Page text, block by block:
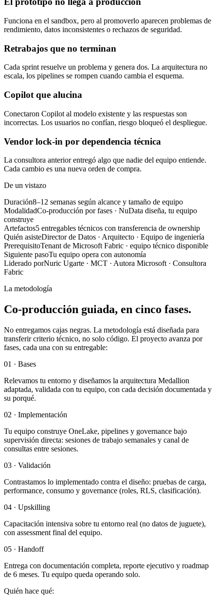
Funciona en el sandbox, pero al promoverlo aparecen problemas de
rendimiento, datos inconsistentes o rechazos de seguridad.
Retrabajos que no terminan
Cada sprint resuelve un problema y genera dos. La arquitectura no
escala, los pipelines se rompen cuando cambia el esquema.
Copilot que alucina
Conectaron Copilot al modelo existente y las respuestas son
incorrectas. Los usuarios no confían, riesgo bloqueó el despliegue.
Vendor lock-in por dependencia técnica
La consultora anterior entregó algo que nadie del equipo entiende.
Cada cambio es una nueva orden de compra.
De un vistazo
Duración8–12 semanas según alcance y tamaño de equipo
ModalidadCo-producción por fases · NuData diseña, tu equipo
construye
Artefactos5 entregables técnicos con transferencia de ownership
Quién asisteDirector de Datos · Arquitecto · Equipo de ingeniería
PrerequisitoTenant de Microsoft Fabric · equipo técnico disponible
Siguiente pasoTu equipo opera con autonomía
Liderado porNuric Ugarte · MCT · Autora Microsoft · Consultora
Fabric
La metodología
Co-producción guiada, en cinco fases.
No entregamos cajas negras. La metodología está diseñada para
transferir criterio técnico, no solo código. El proyecto avanza por
fases, cada una con su entregable:
01 · Bases
Relevamos tu entorno y diseñamos la arquitectura Medallion
adaptada, validada con tu equipo, con cada decisión documentada y
su porqué.
02 · Implementación
Tu equipo construye OneLake, pipelines y governance bajo
supervisión directa: sesiones de trabajo semanales y canal de
consultas entre sesiones.
03 · Validación
Contrastamos lo implementado contra el diseño: pruebas de carga,
performance, consumo y governance (roles, RLS, clasificación).
04 · Upskilling
Capacitación intensiva sobre tu entorno real (no datos de juguete),
con assessment final del equipo.
05 · Handoff
Entrega con documentación completa, reporte ejecutivo y roadmap
de 6 meses. Tu equipo queda operando solo.
Quién hace qué: